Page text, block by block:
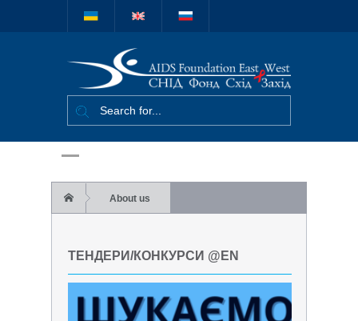
Міжнародний
благодійний
фонд "СНІД
Захід"
About us
ТЕНДЕРИ/КОНКУРСИ @EN